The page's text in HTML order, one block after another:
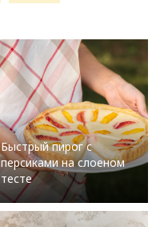
Быстрый пирог с
персиками на слоеном
тесте